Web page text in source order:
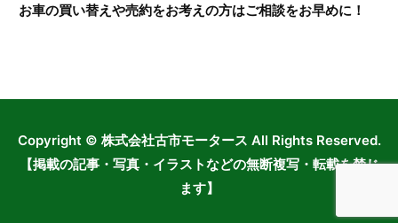
お車の買い替えや売約をお考えの方はご相談をお早めに！
Copyright © 株式会社古市モータース All Rights Reserved.
【掲載の記事・写真・イラストなどの無断複写・転載を禁じ
ます】